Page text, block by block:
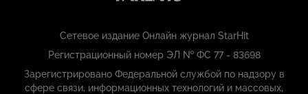
Сетевое издание Онлайн журнал StarHit
Регистрационный номер ЭЛ № ФС 77 - 83698
Зарегистрировано Федеральной службой по надзору в
сфере связи, информационных технологий и массовых,